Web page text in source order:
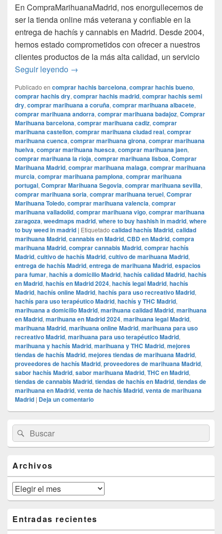
En CompraMarihuanaMadrid, nos enorgullecemos de
ser la tienda online más veterana y confiable en la
entrega de hachís y cannabis en Madrid. Desde 2004,
hemos estado comprometidos con ofrecer a nuestros
clientes productos de la más alta calidad, un servicio
Seguir leyendo ¡Bienvenido a CompraMarihuanaMadrid:
→
Publicado en comprar hachis barcelona, comprar hachis bueno,
comprar hachis dry, comprar hachis madrid, comprar hachis semi
dry, comprar marihuana a coruña, comprar marihuana albacete,
comprar marihuana andorra, comprar marihuana badajoz, Comprar
Marihuana barcelona, comprar marihuana cadiz, comprar
marihuana castellon, comprar marihuana ciudad real, comprar
marihuana cuenca, comprar marihuana girona, comprar marihuana
huelva, comprar marihuana huesca, comprar marihuana jaen,
comprar marihuana la rioja, comprar marihuana lisboa, Comprar
Marihuana Madrid, comprar marihuana malaga, comprar marihuana
murcia, comprar marihuana pamplona, comprar marihuana
portugal, Comprar Marihuana Segovia, comprar marihuana sevilla,
comprar marihuana soria, comprar marihuana teruel, Comprar
Marihuana Toledo, comprar marihuana valencia, comprar
marihuana valladolid, comprar marihuana vigo, comprar marihuana
zaragoza, weedmaps madrid, where to buy hashish in madrid, where
to buy weed in madrid | Etiquetado calidad hachís Madrid, calidad
marihuana Madrid, cannabis en Madrid, CBD en Madrid, compra
marihuana Madrid, comprar cannabis Madrid, comprar hachís
Madrid, cultivo de hachís Madrid, cultivo de marihuana Madrid,
entrega de hachís Madrid, entrega de marihuana Madrid, espacios
para fumar, hachís a domicilio Madrid, hachís calidad Madrid, hachís
en Madrid, hachís en Madrid 2024, hachís legal Madrid, hachís
Madrid, hachís online Madrid, hachís para uso recreativo Madrid,
hachís para uso terapéutico Madrid, hachís y THC Madrid,
marihuana a domicilio Madrid, marihuana calidad Madrid, marihuana
en Madrid, marihuana en Madrid 2024, marihuana legal Madrid,
marihuana Madrid, marihuana online Madrid, marihuana para uso
recreativo Madrid, marihuana para uso terapéutico Madrid,
marihuana y hachís Madrid, marihuana y THC Madrid, mejores
tiendas de hachís Madrid, mejores tiendas de marihuana Madrid,
proveedores de hachís Madrid, proveedores de marihuana Madrid,
sabor hachís Madrid, sabor marihuana Madrid, THC en Madrid,
tiendas de cannabis Madrid, tiendas de hachís en Madrid, tiendas de
marihuana en Madrid, venta de hachís Madrid, venta de marihuana
Madrid | Deja un comentario
área
de
widget
lateral
primaria
Buscar
por:
Buscar
Archivos
Archivos
Entradas recientes